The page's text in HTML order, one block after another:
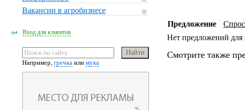
Вакансии в агробизнесе
Вход для клиентов
Например, гречка или мука
Предложение
Спрос
Нет предложений для
Смотрите также